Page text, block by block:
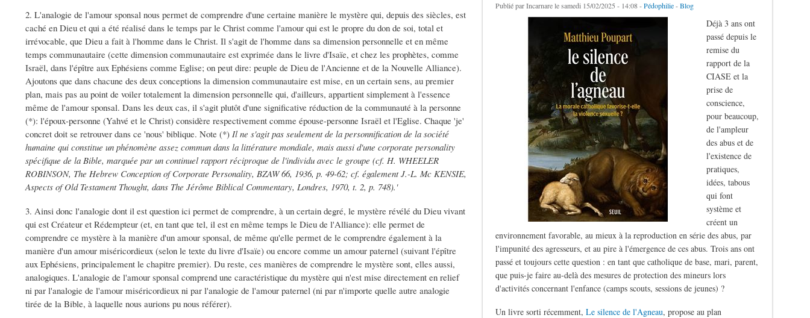
2. L'analogie de l'amour sponsal nous permet de comprendre d'une certaine manière le mystère qui, depuis des siècles, est
caché en Dieu et qui a été réalisé dans le temps par le Christ comme l'amour qui est le propre du don de soi, total et
irrévocable, que Dieu a fait à l'homme dans le Christ. Il s'agit de l'homme dans sa dimension personnelle et en même
temps communautaire (cette dimension communautaire est exprimée dans le livre d'Isaïe, et chez les prophètes, comme
Israël, dans l'épître aux Ephésiens comme Eglise; on peut dire: peuple de Dieu de l'Ancienne et de la Nouvelle Alliance).
Ajoutons que dans chacune des deux conceptions la dimension communautaire est mise, en un certain sens, au premier
plan, mais pas au point de voiler totalement la dimension personnelle qui, d'ailleurs, appartient simplement à l'essence
même de l'amour sponsal. Dans les deux cas, il s'agit plutôt d'une significative réduction de la communauté à la personne
(*): l'époux-personne (Yahvé et le Christ) considère respectivement comme épouse-personne Israël et l'Eglise. Chaque 'je'
concret doit se retrouver dans ce 'nous' biblique. Note (*) Il ne s'agit pas seulement de la personnification de la société
humaine qui constitue un phénomène assez commun dans la littérature mondiale, mais aussi d'une corporate personality
spécifique de la Bible, marquée par un continuel rapport réciproque de l'individu avec le groupe (cf. H. WHEELER
ROBINSON, The Hebrew Conception of Corporate Personality, BZAW 66, 1936, p. 49-62; cf. également J.-L. Mc KENSIE,
Aspects of Old Testament Thought, dans The Jérôme Biblical Commentary, Londres, 1970, t. 2, p. 748). '
3. Ainsi donc l'analogie dont il est question ici permet de comprendre, à un certain degré, le mystère révélé du Dieu vivant
qui est Créateur et Rédempteur (et, en tant que tel, il est en même temps le Dieu de l'Alliance): elle permet de
comprendre ce mystère à la manière d'un amour sponsal, de même qu'elle permet de le comprendre également à la
manière d'un amour miséricordieux (selon le texte du livre d'Isaïe) ou encore comme un amour paternel (suivant l'épître
aux Ephésiens, principalement le chapitre premier). Du reste, ces manières de comprendre le mystère sont, elles aussi,
analogiques. L'analogie de l'amour sponsal comprend une caractéristique du mystère qui n'est mise directement en relief
ni par l'analogie de l'amour miséricordieux ni par l'analogie de l'amour paternel (ni par n'importe quelle autre analogie
tirée de la Bible, à laquelle nous aurions pu nous référer).
Publié parIncarnarele samedi 15/02/2025 - 14:08 -Pédophilie-Blog
Déjà 3 ans ont
passé depuis le
remise du
rapport de la
CIASE et la
prise de
conscience,
pour beaucoup,
de l'ampleur
des abus et de
l'existence de
pratiques,
idées, tabous
qui font
système et
créent un
environnement favorable, au mieux à la reproduction en série des abus, par
l'impunité des agresseurs, et au pire à l'émergence de ces abus. Trois ans ont
passé et toujours cette question : en tant que catholique de base, mari, parent,
que puis-je faire au-delà des mesures de protection des mineurs lors
d'activités concernant l'enfance (camps scouts, sessions de jeunes) ?
Un livre sorti récemment,Le silence de l'Agneau, propose au plan